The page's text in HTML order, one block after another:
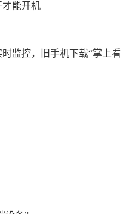
才能开机
监控，旧手机下载“掌上看